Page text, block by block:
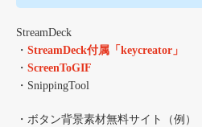
StreamDeck
・ StreamDeck付属「keycreator」
・ ScreenToGIF
・SnippingTool
・ボタン背景素材無料サイト（例）